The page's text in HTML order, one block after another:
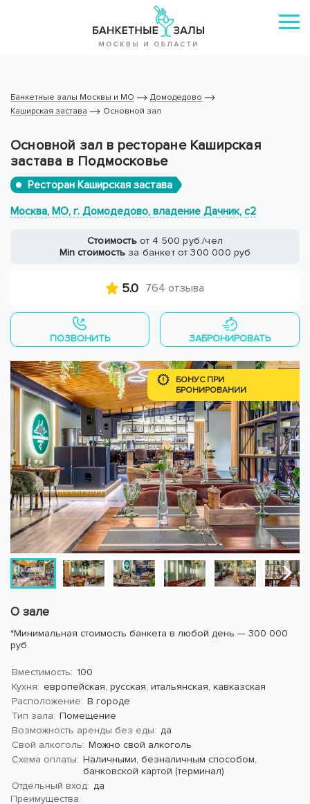
Банкетные залы Москвы и МО
Домодедово
Каширская застава
Основной зал
Основной зал в ресторане Каширская
застава в Подмосковье
Ресторан Каширская застава
Москва, МО, г. Домодедово, владение Дачник, с2
Стоимостьот 4 500 руб./чел
Min стоимостьза банкет от 300 000 руб
5.0 764 отзыва
ПОЗВОНИТЬ ЗАБРОНИРОВАТЬ
БОНУС ПРИ
БРОНИРОВАНИИ
О зале
*Минимальная стоимость банкета в любой день — 300 000
руб.
Вместимость: 100
Кухня: европейская, русская, итальянская, кавказская
Расположение: В городе
Тип зала: Помещение
Возможность аренды без еды: да
Свой алкоголь: Можно свой алкоголь
Схема оплаты: Наличными, безналичным способом,
банковской картой (терминал)
Отдельный вход: да
Преимущества: